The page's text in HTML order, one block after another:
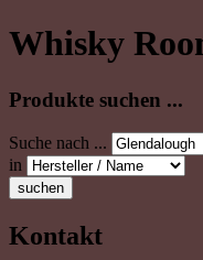
Whisky
Produkte suchen ...
Suche nach ...
in
suchen
Kontakt